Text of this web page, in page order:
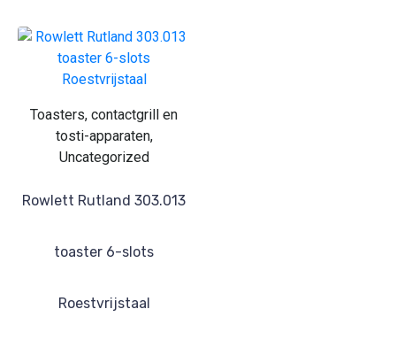
Toasters, contactgrill en
tosti-apparaten,
Uncategorized
Rowlett Rutland 303.013
toaster 6-slots
Roestvrijstaal